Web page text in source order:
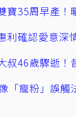
寶35周早產！
利確認愛意深
叔46歲驟逝！
「寵粉」誤觸